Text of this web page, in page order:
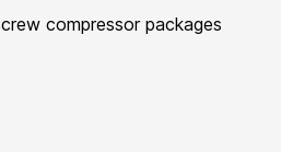
compressor packages